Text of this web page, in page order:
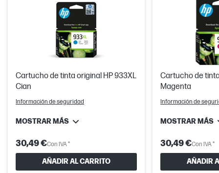
Cartucho de tinta original HP 933XL
Cian
Información de seguridad
MOSTRAR MÁS
30,49 €Con IVA *
AÑADIR AL CARRITO
Cartucho de
Magenta
Información de
MOSTRAR MÁS
30,49 €Con IVA *
AÑADIR